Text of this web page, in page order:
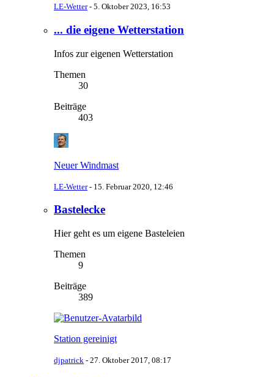
LE-Wetter- 5. Oktober 2023, 16:53
... die eigene Wetterstation
Infos zur eigenen Wetterstation
Themen
30
Beiträge
403
Neuer Windmast
LE-Wetter- 15. Februar 2020, 12:46
Bastelecke
Hier geht es um eigene Basteleien
Themen
9
Beiträge
389
Station gereinigt
djpatrick - 27. Oktober 2017, 08:17